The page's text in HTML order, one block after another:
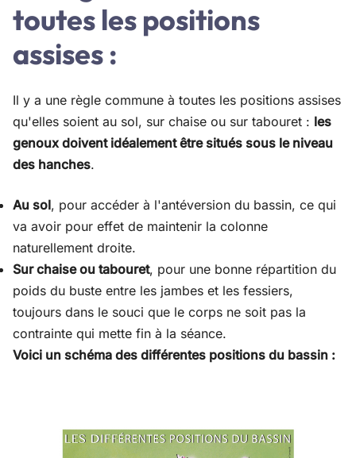
toutes les positions
assises :
Il y a une règle commune à toutes les positions assises
qu'elles soient au sol, sur chaise ou sur tabouret : les
genoux doivent idéalement être situés sous le niveau
des hanches.
Au sol, pour accéder à l'antéversion du bassin, ce qui
va avoir pour effet de maintenir la colonne
naturellement droite.
Sur chaise ou tabouret, pour une bonne répartition du
poids du buste entre les jambes et les fessiers,
toujours dans le souci que le corps ne soit pas la
contrainte qui mette fin à la séance.
Voici un schéma des différentes positions du bassin :